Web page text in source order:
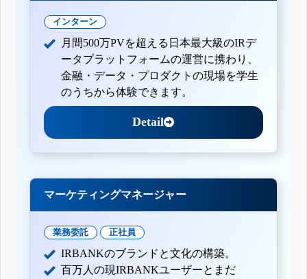
インターン
月間500万PVを超える日本最大級のIRデ
ータプラットフォームの運営に携わり、
金融・データ・プロダクトの現場を学生
のうちから体験できます。
Detail
マーケティングマネージャー
業務委託 正社員
IRBANKのブランドと文化の構築。
百万人の現IRBANKユーザーとまだ